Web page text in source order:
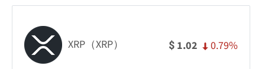
XRP（XRP） $ 1.02 0.79%